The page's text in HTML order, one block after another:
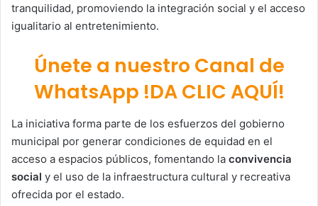
tranquilidad, promoviendo la integración social y el acceso
igualitario al entretenimiento.
Únete a nuestro Canal de
WhatsApp !DA CLIC AQUÍ!
La iniciativa forma parte de los esfuerzos del gobierno
municipal por generar condiciones de equidad en el
acceso a espacios públicos, fomentando la convivencia
social y el uso de la infraestructura cultural y recreativa
ofrecida por el estado.